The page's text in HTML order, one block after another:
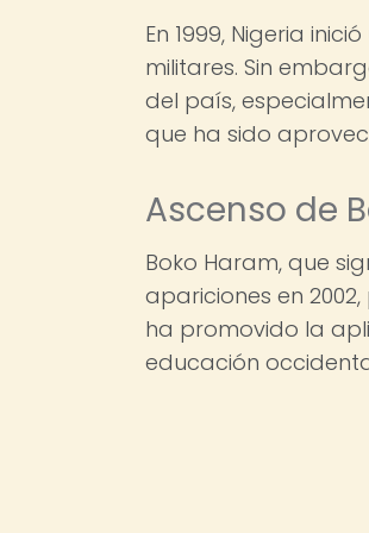
En 1999, Nigeria
militares. Sin
del país,
que ha sido
Ascenso de
Boko Haram, que
apariciones en
ha promovido la
educación